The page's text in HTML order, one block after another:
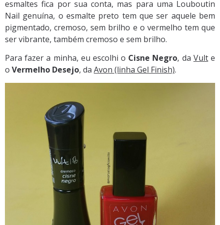
esmaltes fica por sua conta, mas para uma Louboutin
Nail genuína, o esmalte preto tem que ser aquele bem
pigmentado, cremoso, sem brilho e o vermelho tem que
ser vibrante, também cremoso e sem brilho.
Para fazer a minha, eu escolhi o Cisne Negro, da Vulte
o Vermelho Desejo, da Avon (linha Gel Finish).